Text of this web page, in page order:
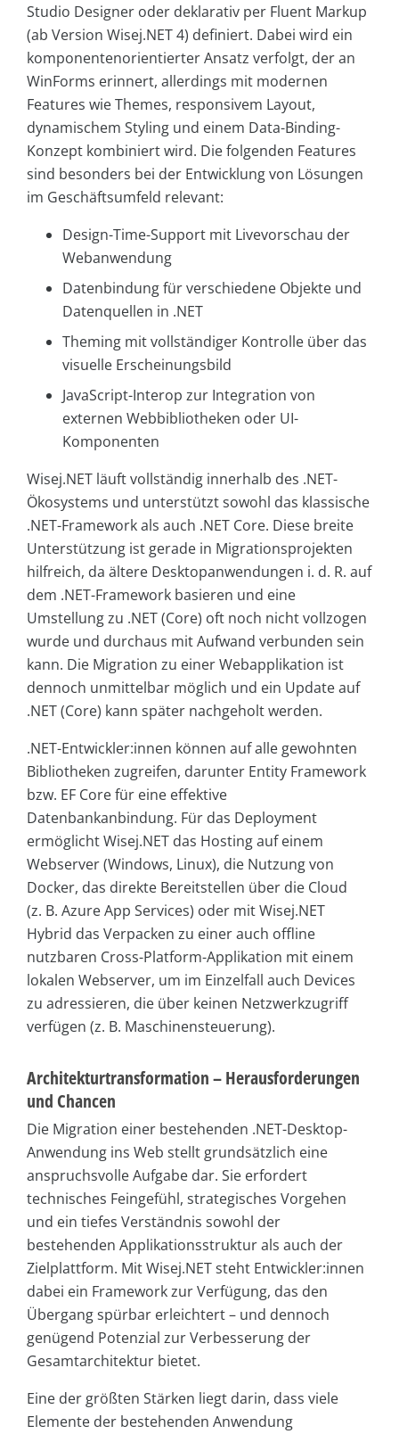
Studio Designer oder deklarativ per Fluent Markup
(ab Version Wisej.NET 4) definiert. Dabei wird ein
komponentenorientierter Ansatz verfolgt, der an
WinForms erinnert, allerdings mit modernen
Features wie Themes, responsivem Layout,
dynamischem Styling und einem Data-Binding-
Konzept kombiniert wird. Die folgenden Features
sind besonders bei der Entwicklung von Lösungen
im Geschäftsumfeld relevant:
Design-Time-Support mit Livevorschau der
Webanwendung
Datenbindung für verschiedene Objekte und
Datenquellen in .NET
Theming mit vollständiger Kontrolle über das
visuelle Erscheinungsbild
JavaScript-Interop zur Integration von
externen Webbibliotheken oder UI-
Komponenten
Wisej.NET läuft vollständig innerhalb des .NET-
Ökosystems und unterstützt sowohl das klassische
.NET-Framework als auch .NET Core. Diese breite
Unterstützung ist gerade in Migrationsprojekten
hilfreich, da ältere Desktopanwendungen i. d. R. auf
dem .NET-Framework basieren und eine
Umstellung zu .NET (Core) oft noch nicht vollzogen
wurde und durchaus mit Aufwand verbunden sein
kann. Die Migration zu einer Webapplikation ist
dennoch unmittelbar möglich und ein Update auf
.NET (Core) kann später nachgeholt werden.
.NET-Entwickler:innen können auf alle gewohnten
Bibliotheken zugreifen, darunter Entity Framework
bzw. EF Core für eine effektive
Datenbankanbindung. Für das Deployment
ermöglicht Wisej.NET das Hosting auf einem
Webserver (Windows, Linux), die Nutzung von
Docker, das direkte Bereitstellen über die Cloud
(z. B. Azure App Services) oder mit Wisej.NET
Hybrid das Verpacken zu einer auch offline
nutzbaren Cross-Platform-Applikation mit einem
lokalen Webserver, um im Einzelfall auch Devices
zu adressieren, die über keinen Netzwerkzugriff
verfügen (z. B. Maschinensteuerung).
Architekturtransformation – Herausforderungen
und Chancen
Die Migration einer bestehenden .NET-Desktop-
Anwendung ins Web stellt grundsätzlich eine
anspruchsvolle Aufgabe dar. Sie erfordert
technisches Feingefühl, strategisches Vorgehen
und ein tiefes Verständnis sowohl der
bestehenden Applikationsstruktur als auch der
Zielplattform. Mit Wisej.NET steht Entwickler:innen
dabei ein Framework zur Verfügung, das den
Übergang spürbar erleichtert – und dennoch
genügend Potenzial zur Verbesserung der
Gesamtarchitektur bietet.
Eine der größten Stärken liegt darin, dass viele
Elemente der bestehenden Anwendung